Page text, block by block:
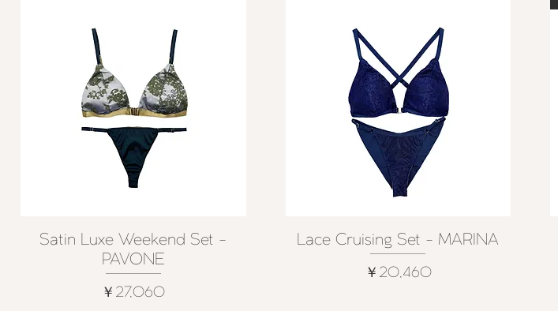
クイックビュー
Satin Luxe Weekend Set -
PAVONE
価格
￥27,060
クイックビュー
Lace Cruising Set - MARINA
価格
￥20,460